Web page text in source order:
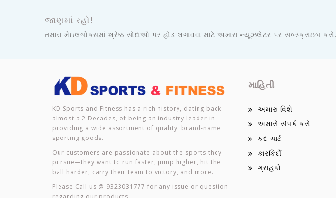
જાણમાં રહો!
તમારા મેઇલબોક્સમાં શ્રેષ્ઠ સોદાઓ પર હોડ લગાવવા માટે અમારા ન્યૂઝલેટર પર સબ્સ્ક્રાઇબ કરો.
KD Sports and Fitness has a rich history, dating back
almost a 2 Decades, of being an industry leader in
providing a wide assortment of quality, brand-name
sporting goods.
Our customers are passionate about the sports they
pursue—they want to run faster, jump higher, hit the
ball harder, carry their team to victory, and more.
Please Call us @ 9323031777 for any issue or question
માહિતી
અમારા વિશે
અમારો સંપર્ક કરો
કદ ચાર્ટ
કારકિર્દી
ગ્રાહકો